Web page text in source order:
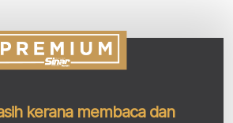
kerana membaca dan